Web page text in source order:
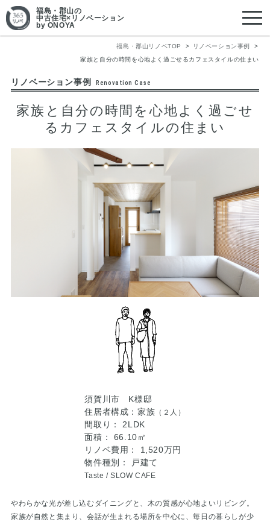
福島・郡山の
中古住宅×リノベーション
by ONOYA
福島・郡山リノベTOP
リノベーション事例
家族と自分の時間を心地よく過ごせるカフェスタイルの住まい
リノベーション事例 Renovation Case
家族と自分の時間を心地よく過ごせ
るカフェスタイルの住まい
須賀川市 K様邸
住居者構成：家族 （２人）
間取り： 2LDK
面積： 66.10㎡
リノベ費用： 1,520万円
物件種別： 戸建て
Taste /SLOW CAFE
やわらかな光が差し込むダイニングと、木の質感が心地よいリビング。
家族が自然と集まり、会話が生まれる場所を中心に、毎日の暮らしが少